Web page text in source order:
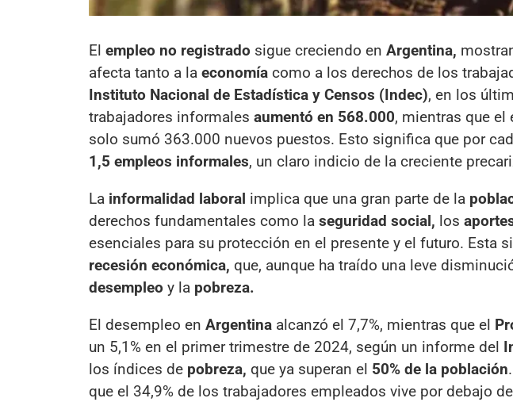
El empleo no registrado sigue creciendo en Argentina,
afecta tanto a la economía como a los derechos de los
Instituto Nacional de Estadística y Censos (Indec), en los
trabajadores informales aumentó en 568.000, mientras que
solo sumó 363.000 nuevos puestos. Esto significa que por
1,5 empleos informales, un claro indicio de la creciente
La informalidad laboral implica que una gran parte de la
derechos fundamentales como la seguridad social, los
esenciales para su protección en el presente y el futuro. Esta
recesión económica, que, aunque ha traído una leve
desempleo y la pobreza.
El desempleo en Argentina alcanzó el 7,7%, mientras que el
un 5,1% en el primer trimestre de 2024, según un informe del
los índices de pobreza, que ya superan el 50% de la población
que el 34,9% de los trabajadores empleados vive por debajo